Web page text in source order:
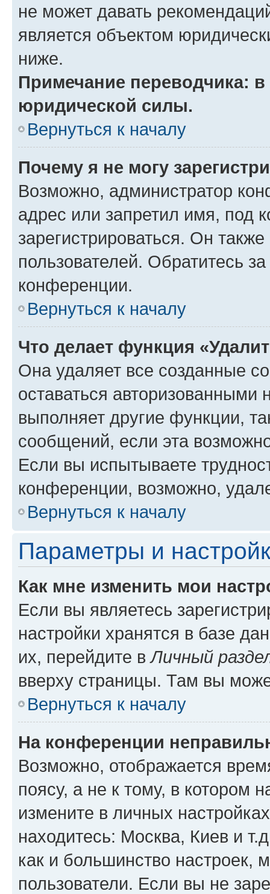
не может давать
является объектом
ниже.
Примечание переводчика:
юридической силы.
Вернуться к началу
Почему я не могу
Возможно, администратор
адрес или запретил имя, под
зарегистрироваться. Он
пользователей. Обратитесь
конференции.
Вернуться к началу
Что делает функция
Она удаляет все созданные
оставаться авторизованными
выполняет другие функции,
сообщений, если эта
Если вы испытываете
конференции, возможно,
Вернуться к началу
Параметры и
Как мне изменить мои
Если вы являетесь
настройки хранятся в базе
их, перейдите вЛичный
вверху страницы. Там вы
Вернуться к началу
На конференции
Возможно, отображается
поясу, а не к тому, в котором
измените в личных
находитесь: Москва, Киев и
как и большинство настроек,
пользователи. Если вы не